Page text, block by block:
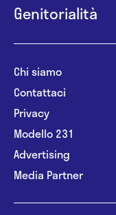
Genitorialità
Chi siamo
Contattaci
Privacy
Modello 231
Advertising
Media Partner